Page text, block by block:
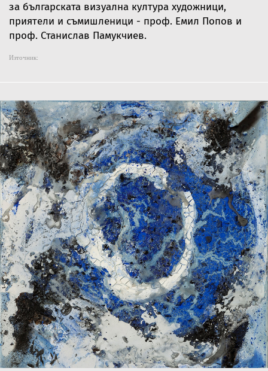
за българската визуална култура художници,
приятели и съмишленици - проф. Емил Попов и
проф. Станислав Памукчиев.
Източник: